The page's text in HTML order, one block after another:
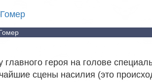
героя на голове
сцены насилия (это